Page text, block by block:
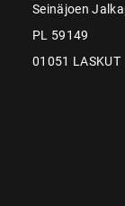
Seinäjoen
PL 59149
01051 LASKUT